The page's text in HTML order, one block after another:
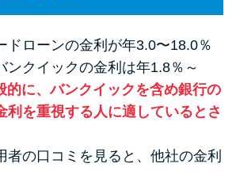
ドローンの金利が年3.0〜18.0％
ンクイックの金利は年1.8％～
的に、バンクイックを含め銀行の
利を重視する人に適しているとさ
者の口コミを見ると、他社の金利